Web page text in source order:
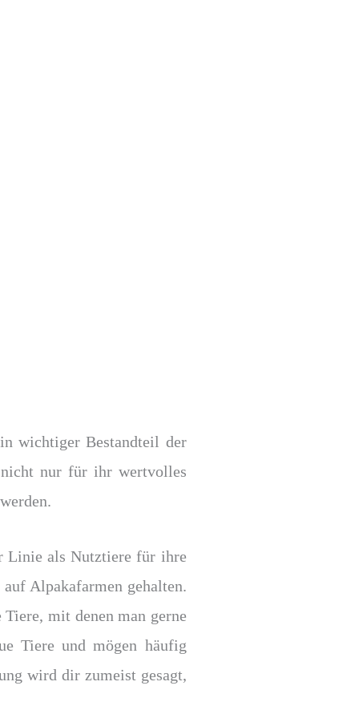
wichtiger Bestandteil der
nicht nur für ihr wertvolles
Linie als Nutztiere für ihre
Alpakafarmen gehalten.
mit denen man gerne
Tiere und mögen häufig
wird dir zumeist gesagt,